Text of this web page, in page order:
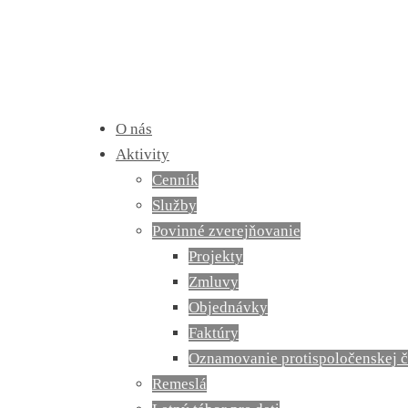
O nás
Aktivity
Cenník
Služby
Povinné zverejňovanie
Projekty
Zmluvy
Objednávky
Faktúry
Oznamovanie protispoločenskej
Remeslá